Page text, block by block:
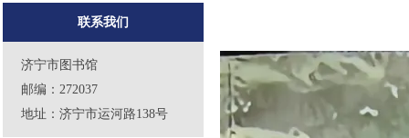
联系我们
济宁市图书馆
邮编：272037
地址：济宁市运河路138号